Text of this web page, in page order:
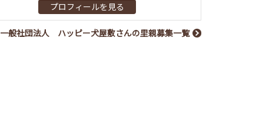
プロフィールを見る
一般社団法人 ハッピー犬屋敷さんの里親募集一覧